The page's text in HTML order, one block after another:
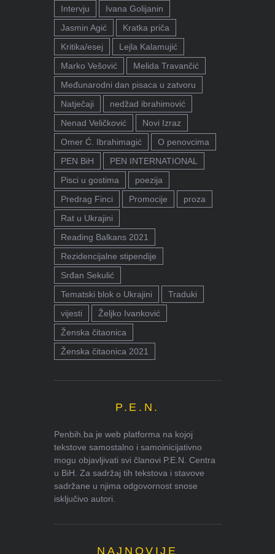
Intervju
Ivana Golijanin
Jasmin Agić
Kratka priča
Kritika/esej
Lejla Kalamujić
Marko Vešović
Melida Travančić
Međunarodni dan pisaca u zatvoru
Natječaji
nedžad ibrahimović
Nenad Veličković
Novi Izraz
Omer Ć. Ibrahimagić
O penovcima
PEN BiH
PEN INTERNATIONAL
Pisci u gostima
poezija
Predrag Finci
Promocije
proza
Rat u Ukrajini
Reading Balkans 2021
Rezidencijalne stipendije
Srđan Sekulić
Tematski blok o Ukrajini
Traduki
vijesti
Željko Ivanković
Ženska čitaonica
Ženska čitaonica 2021
P.E.N.
Penbih.ba je web platforma na kojoj
tekstove samostalno i samoinicijativno
mogu objavljivati svi članovi P.E.N. Centra
u BiH. Za sadržaj tih tekstova i stavove
sadržane u njima odgovornost snose
isključivo autori.
NAJNOVIJE